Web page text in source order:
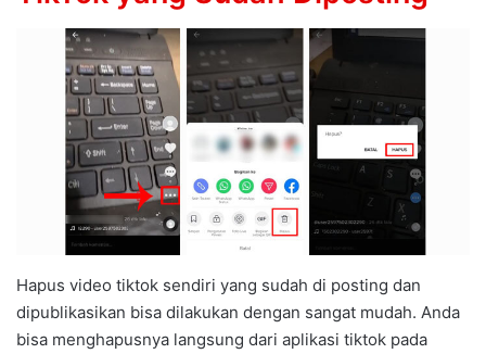
Hapus video tiktok sendiri yang sudah di posting dan
dipublikasikan bisa dilakukan dengan sangat mudah. Anda
bisa menghapusnya langsung dari aplikasi tiktok pada